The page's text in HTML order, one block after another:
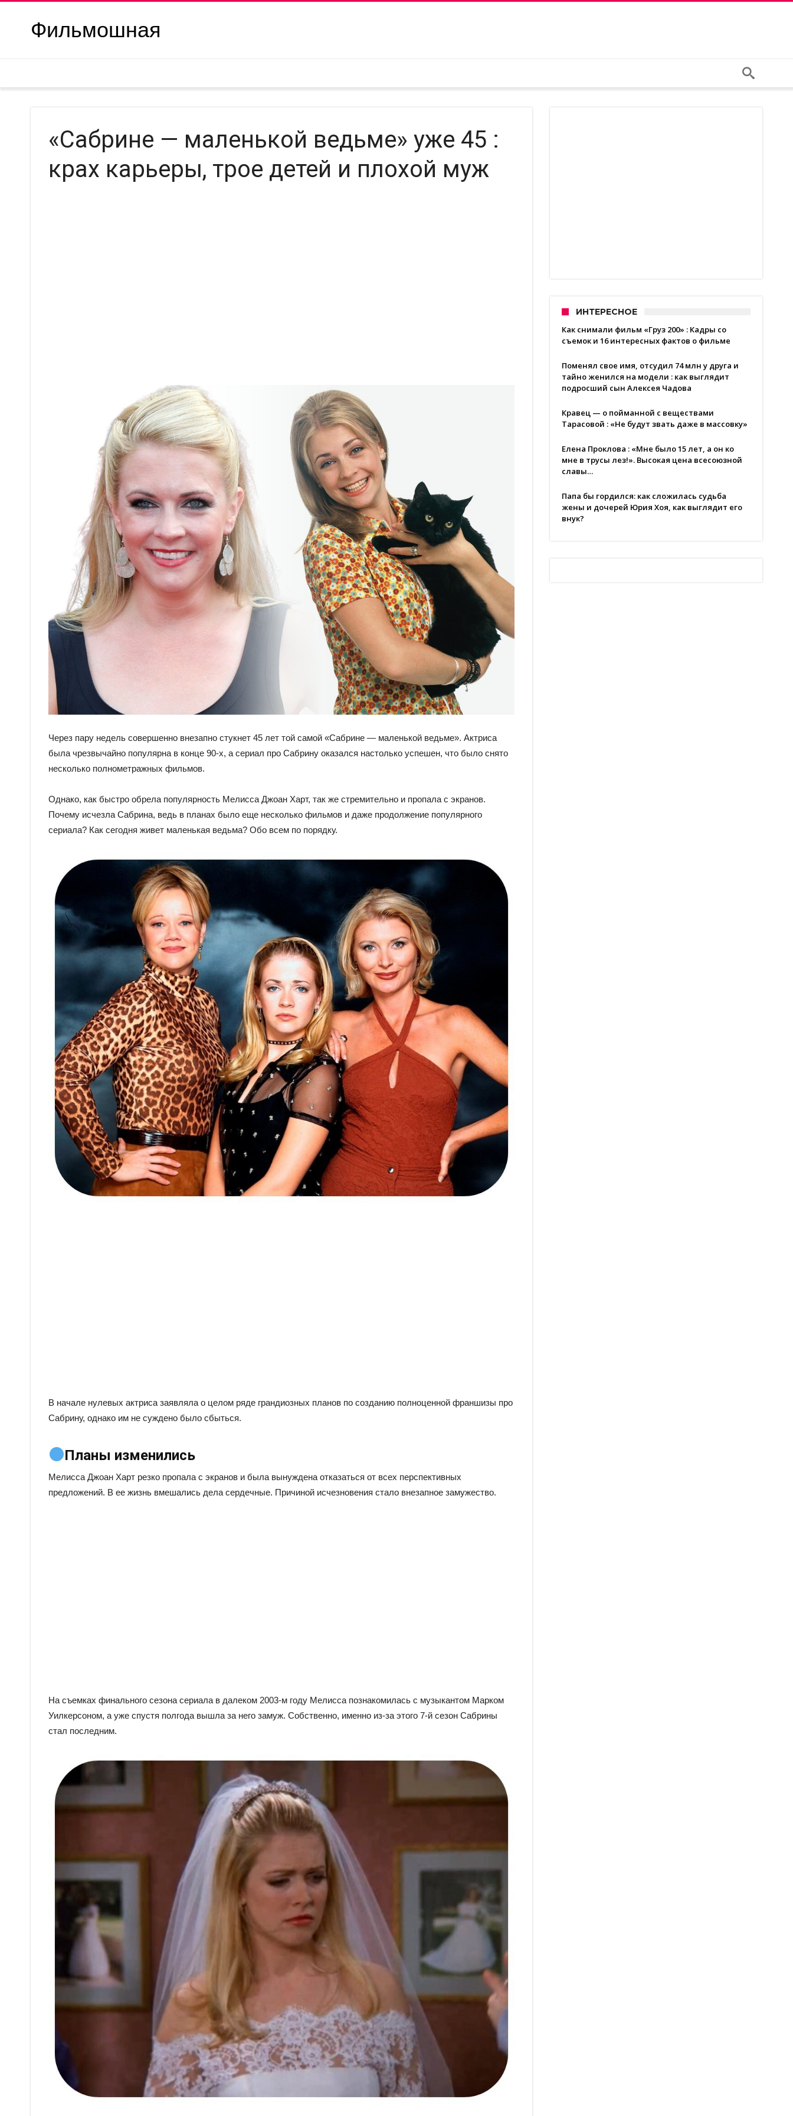
Фильмошная
«Сабрине — маленькой ведьме» уже 45 :
крах карьеры, трое детей и плохой муж
Через пару недель совершенно внезапно стукнет 45 лет той самой «Сабрине — маленькой ведьме». Актриса
была чрезвычайно популярна в конце 90-х, а сериал про Сабрину оказался настолько успешен, что было снято
несколько полнометражных фильмов.
Однако, как быстро обрела популярность Мелисса Джоан Харт, так же стремительно и пропала с экранов.
Почему исчезла Сабрина, ведь в планах было еще несколько фильмов и даже продолжение популярного
сериала? Как сегодня живет маленькая ведьма? Обо всем по порядку.
В начале нулевых актриса заявляла о целом ряде грандиозных планов по созданию полноценной франшизы про
Сабрину, однако им не суждено было сбыться.
Планы изменились
Мелисса Джоан Харт резко пропала с экранов и была вынуждена отказаться от всех перспективных
предложений. В ее жизнь вмешались дела сердечные. Причиной исчезновения стало внезапное замужество.
На съемках финального сезона сериала в далеком 2003-м году Мелисса познакомилась с музыкантом Марком
Уилкерсоном, а уже спустя полгода вышла за него замуж. Собственно, именно из-за этого 7-й сезон Сабрины
стал последним.
ИНТЕРЕСНОЕ
Как снимали фильм «Груз 200» : Кадры со
съемок и 16 интересных фактов о фильме
Поменял свое имя, отсудил 74 млн у друга и
тайно женился на модели : как выглядит
подросший сын Алексея Чадова
Кравец — о пойманной с веществами
Тарасовой : «Не будут звать даже в массовку»
Елена Проклова : «Мне было 15 лет, а он ко
мне в трусы лез!». Высокая цена всесоюзной
славы…
Папа бы гордился: как сложилась судьба
жены и дочерей Юрия Хоя, как выглядит его
внук?